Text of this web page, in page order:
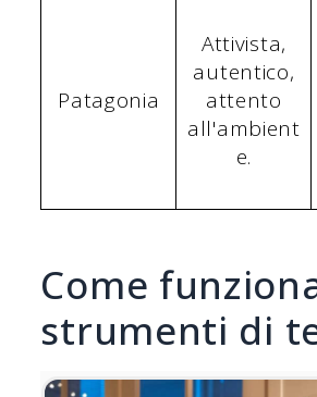
Patagonia
Attivista,
autentico,
attento
all'ambient
e.
Come
strumenti di